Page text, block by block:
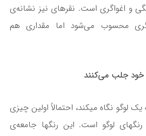
و اغواگری است. نقره­ای نیز نشانه­‌ی
محسوب می­‌شود اما مقداری هم
خود جلب می‌­کنند
لوگو نگاه می­کند، احتمالاً اولین چیزی
لوگو است. این رنگ­ها جامعه­‌ی